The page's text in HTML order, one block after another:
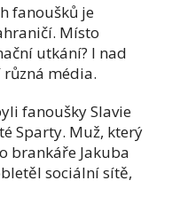
fanoušků je
Místo
utkání? I nad
média.
fanoušky Slavie
Sparty. Muž, který
brankáře Jakuba
sociální sítě,